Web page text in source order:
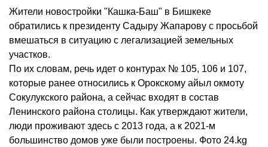
Жители новостройки "Кашка-Баш" в Бишкеке
обратились к президенту Садыру Жапарову с просьбой
вмешаться в ситуацию с легализацией земельных
участков.
По их словам, речь идет о контурах № 105, 106 и 107,
которые ранее относились к Орокскому айыл окмоту
Сокулукского района, а сейчас входят в состав
Ленинского района столицы. Как утверждают жители,
люди проживают здесь с 2013 года, а к 2021-м
большинство домов уже были построены. Фото 24.kg